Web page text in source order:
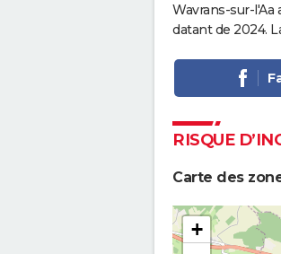
Wavrans-sur-l'Aa
datant de 2024.
RISQUE
Carte des
+